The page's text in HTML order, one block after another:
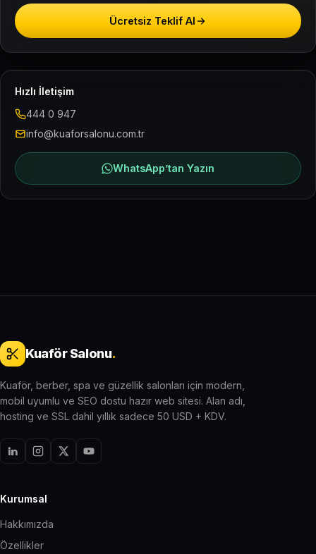
Ücretsiz Teklif Al
Hızlı İletişim
444 0 947
info@kuaforsalonu.com.tr
WhatsApp’tan Yazın
Kuaför Salonu.
Kuaför, berber, spa ve güzellik salonları için modern,
mobil uyumlu ve SEO dostu hazır web sitesi. Alan adı,
hosting ve SSL dahil yıllık sadece 50 USD + KDV.
Kurumsal
Hakkımızda
Özellikler